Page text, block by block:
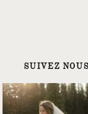
SUIVEZ